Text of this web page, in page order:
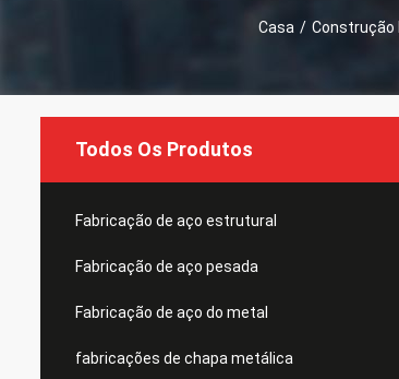
Casa / Construção
Todos Os Produtos
Fabricação de aço estrutural
Fabricação de aço pesada
Fabricação de aço do metal
fabricações de chapa metálica